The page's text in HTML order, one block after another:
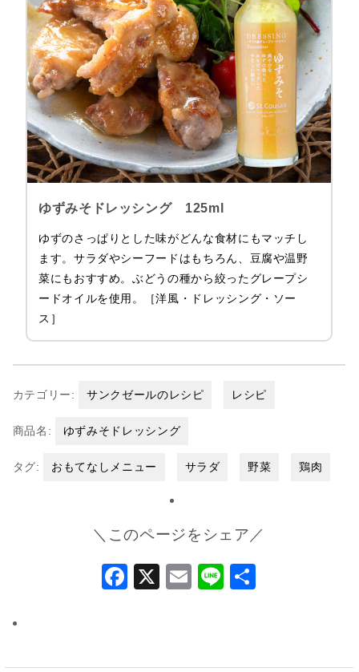
ゆずみそドレッシング 125ml
ゆずのさっぱりとした味がどんな食材にもマッチし
ます。サラダやシーフードはもちろん、豆腐や温野
菜にもおすすめ。ぶどうの種から絞ったグレープシ
ードオイルを使用。［洋風・ドレッシング・ソー
ス］
カテゴリー: サンクゼールのレシピ レシピ
商品名: ゆずみそドレッシング
タグ: おもてなしメニュー サラダ 野菜 鶏肉
＼このページをシェア／
Facebook
X Email
Line